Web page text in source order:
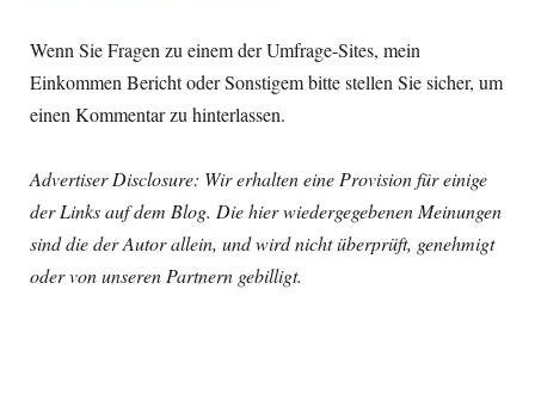
Wenn Sie Fragen zu einem der Umfrage-Sites, mein
Einkommen Bericht oder Sonstigem bitte stellen Sie sicher, um
einen Kommentar zu hinterlassen.
Advertiser Disclosure: Wir erhalten eine Provision für einige
der Links auf dem Blog. Die hier wiedergegebenen Meinungen
sind die der Autor allein, und wird nicht überprüft, genehmigt
oder von unseren Partnern gebilligt.